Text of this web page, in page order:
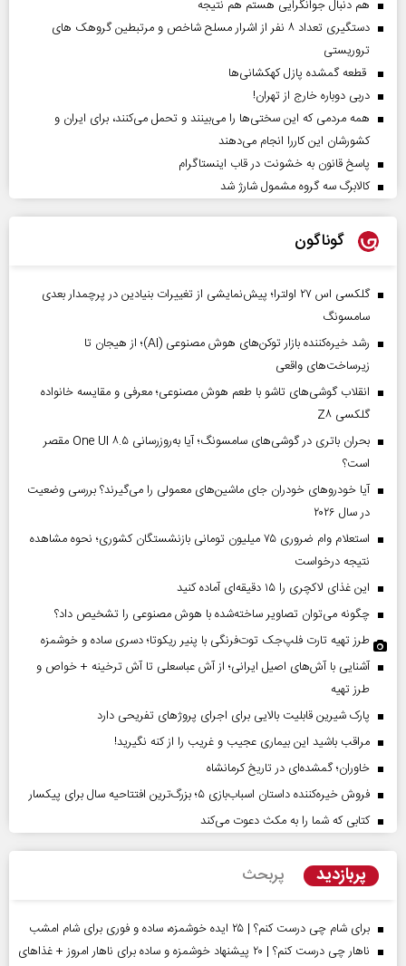
هم دنبال جوانگرایی هستم هم نتیجه
دستگیری تعداد ۸ نفر از اشرار مسلح شاخص و مرتبطین گروهک های
تروریستی
قطعه گمشده پازل کهکشانی‌ها
دربی دوباره خارج از تهران!
همه مردمی که این سختی‌ها را می‌بینند و تحمل می‌کنند، برای ایران و
کشورشان این کاررا انجام می‌دهند
پاسخ قانون به خشونت در قاب اینستاگرام
کالابرگ سه گروه مشمول شارژ شد
گوناگون
گلکسی اس ۲۷ اولترا؛ پیش‌نمایشی از تغییرات بنیادین در پرچمدار بعدی
سامسونگ
رشد خیره‌کننده بازار توکن‌های هوش مصنوعی (AI)؛ از هیجان تا
زیرساخت‌های واقعی
انقلاب گوشی‌های تاشو‌ با طعم هوش مصنوعی؛ معرفی و مقایسه خانواده
گلکسی Z۸
بحران باتری در گوشی‌های سامسونگ؛ آیا به‌روزرسانی One UI ۸.۵ مقصر
است؟
آیا خودروهای خودران جای ماشین‌های معمولی را می‌گیرند؟ بررسی وضعیت
در سال ۲۰۲۶
استعلام وام ضروری ۷۵ میلیون تومانی بازنشستگان کشوری؛ نحوه مشاهده
نتیجه درخواست
این غذای لاکچری را ۱۵ دقیقه‌ای آماده کنید
چگونه می‌توان تصاویر ساخته‌شده با هوش مصنوعی را تشخیص داد؟
طرز تهیه تارت فلپ‌جک توت‌فرنگی با پنیر ریکوتا؛ دسری ساده و خوشمزه
آشنایی با آش‌های اصیل ایرانی؛ از آش عباسعلی تا آش ترخینه + خواص و
طرز تهیه
پارک شیرین قابلیت‌ بالایی برای اجرای پروژهای تفریحی دارد
مراقب باشید این بیماری عجیب و غریب را از کنه نگیرید!
خاوران؛ گمشده‌ای در تاریخ کرمانشاه
فروش خیره‌کننده داستان اسباب‌بازی ۵؛ بزرگ‌ترین افتتاحیه سال برای پیکسار
کتابی که شما را به مکث دعوت می‌کند
پربازدید پربحث
برای شام چی درست کنم؟ | ۲۵ ایده خوشمزه، ساده و فوری برای شام امشب
ناهار چی درست کنم؟ | ۲۰ پیشنهاد خوشمزه و ساده برای ناهار امروز + غذاهای